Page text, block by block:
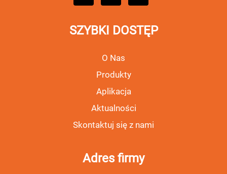
SZYBKI DOSTĘP
O Nas
Produkty
Aplikacja
Aktualności
Skontaktuj się z nami
Adres firmy